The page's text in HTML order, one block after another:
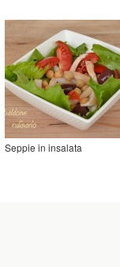
Seppie in insalata